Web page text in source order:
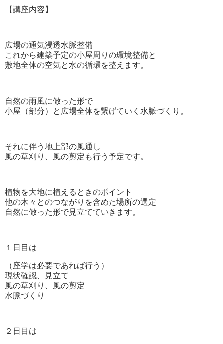
【講座内容】
広場の通気浸透水脈整備
これから建築予定の小屋周りの環境整備と
敷地全体の空気と水の循環を整えます。
自然の雨風に倣った形で
小屋（部分）と広場全体を繋げていく水脈づくり。
それに伴う地上部の風通し
風の草刈り、風の剪定も行う予定です。
植物を大地に植えるときのポイント
他の木々とのつながりを含めた場所の選定
自然に倣った形で見立てていきます。
１日目は
（座学は必要であれば行う）
現状確認、見立て
風の草刈り、風の剪定
水脈づくり
２日目は